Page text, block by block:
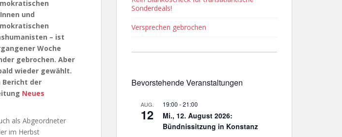
und
– ist
Woche
gebrochen. Aber
wieder gewählt.
Bericht der
Neues
als Abgeordneter
im Herbst
Sonderdeals!
Versprechen gebrochen
Bevorstehende Veranstaltungen
AUG.
12
19:00 -21:00
Mi., 12. August 2026:
Bündnissitzung in Konstanz